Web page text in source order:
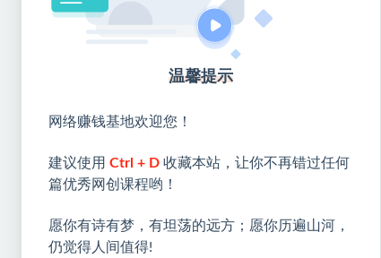
温馨提示
网络赚钱基地欢迎您！
建议使用 Ctrl + D 收藏本站，让你不再错过任何
篇优秀网创课程哟！
愿你有诗有梦，有坦荡的远方；愿你历遍山河，
仍觉得人间值得!